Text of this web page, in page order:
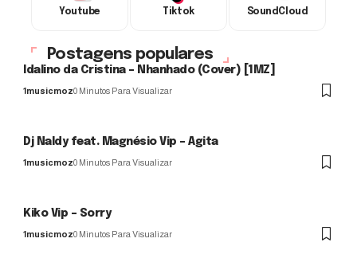
Youtube Tiktok SoundCloud
Postagens populares
Idalino da Cristina – Nhanhado (Cover) [1MZ]
1musicmoz0 Minutos Para Visualizar
Dj Naldy feat. Magnésio Vip – Agita
1musicmoz0 Minutos Para Visualizar
Kiko Vip – Sorry
1musicmoz0 Minutos Para Visualizar